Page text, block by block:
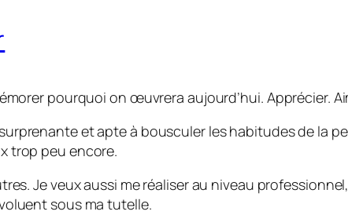
pourquoi on œuvrera aujourd’hui. Apprécier.
et apte à bousculer les habitudes de la
trop peu encore.
Je veux aussi me réaliser au niveau
sous ma tutelle.